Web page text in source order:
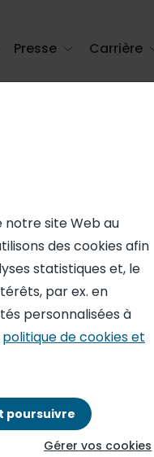
Presse Carrière
sur
notre site Web au
des cookies afin
statistiques et, le
par ex. en
personnalisées à
politique de cookies et
poursuivre
Gérer vos cookies